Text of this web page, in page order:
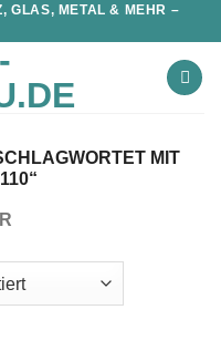
GLAS, METAL & MEHR –
MIT